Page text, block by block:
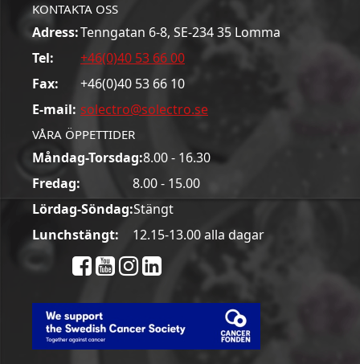
KONTAKTA OSS
Adress:Tenngatan 6-8, SE-234 35 Lomma
Tel:
+46(0)40 53 66 00
Fax:
+46(0)40 53 66 10
E-mail: solectro@solectro.se
VÅRA ÖPPETTIDER
Måndag-Torsdag:8.00 - 16.30
Fredag:
8.00 - 15.00
Lördag-Söndag:Stängt
Lunchstängt:
12.15-13.00 alla dagar